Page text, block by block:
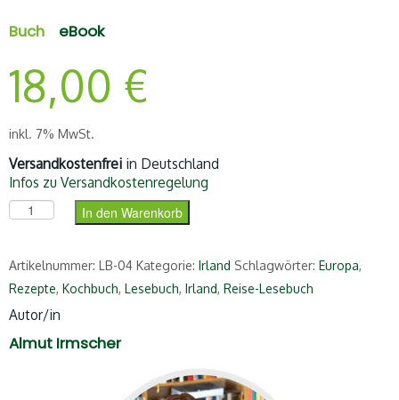
Buch eBook
18,00 €
inkl. 7% MwSt.
Versandkostenfrei in Deutschland
Infos zu Versandkostenregelung
Das Irland-Lesebuch Menge
In den Warenkorb
Artikelnummer: LB-04 Kategorie: Irland Schlagwörter: Europa,
Rezepte, Kochbuch, Lesebuch, Irland, Reise-Lesebuch
Autor/in
Almut Irmscher